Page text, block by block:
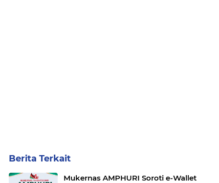
Berita Terkait
Mukernas AMPHURI Soroti e-Wallet